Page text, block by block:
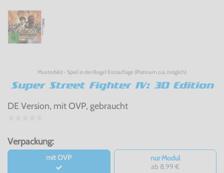
Musterbild - Spiel in der Regel Erstauflage (Platinum o.ä. möglich)
Super Street Fighter IV: 3D Edition
DE Version, mit OVP, gebraucht
Verpackung:
mit OVP
nur Modul
ab 8,99 €